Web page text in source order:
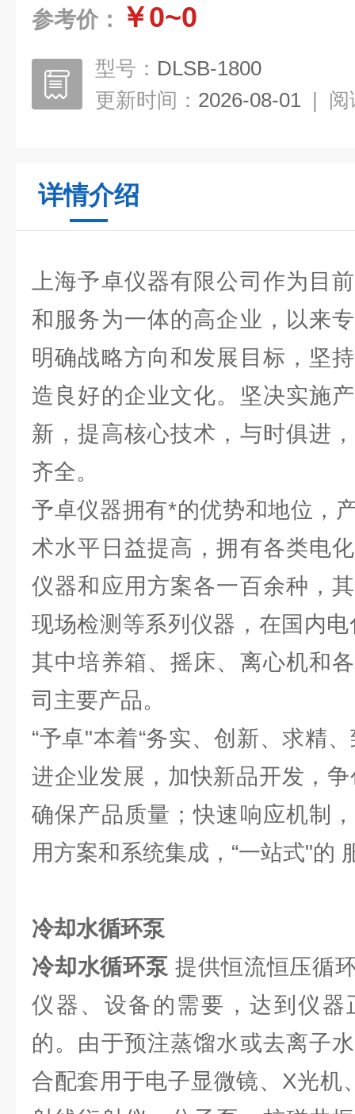
参考价： ￥0~0
型号： DLSB-1800
更新时间： 2026-08-01 | 阅
详情介绍
上海予卓仪器有限公司作为目
和服务为一体的高企业，以来
明确战略方向和发展目标，坚
造良好的企业文化。坚决实施
新，提高核心技术，与时俱进
齐全。
予卓仪器拥有*的优势和地位，
术水平日益提高，拥有各类电
仪器和应用方案各一百余种，
现场检测等系列仪器，在国内
其中培养箱、摇床、离心机和
司主要产品。
“予卓"本着“务实、创新、求精
进企业发展，加快新品开发，
确保产品质量；快速响应机制
用方案和系统集成，“一站式"的
冷却水循环泵
冷却水循环泵 提供恒流恒压循
仪器、设备的需要，达到仪器
的。由于预注蒸馏水或去离子
合配套用于电子显微镜、X光机